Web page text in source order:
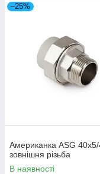
–25%
Американка ASG
зовнішня різьба
В наявності